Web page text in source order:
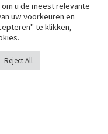
u de meest relevante
uw voorkeuren en
te klikken,
Reject All